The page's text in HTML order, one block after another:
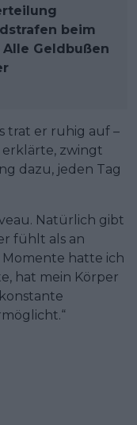
beim
Alle Geldbußen
trat er ruhig auf –
erklärte, zwingt
dazu, jeden Tag
Natürlich gibt
fühlt als an
hatte ich
hat mein Körper